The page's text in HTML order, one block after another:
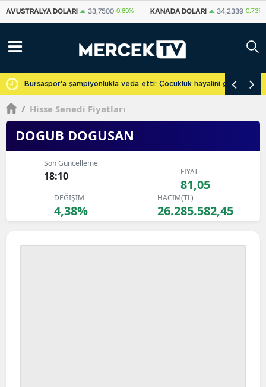
KANADA DOLARI 34,2339 0.73% İSVIÇRE FRANKI 59,1179 0.82%
Bursaspor'a şampiyonlukla veda etti: Çocukluk hayalini
/ Hisse Senedi Fiyatları
DOGUB DOGUSAN
Son Güncelleme
18:10 FİYAT
81,05
DEĞİŞİM
4,38%
HACİM(TL)
26.285.582,45